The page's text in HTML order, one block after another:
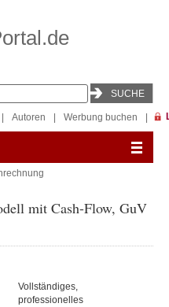
Autoren Werbung buchen
mit Cash-Flow, GuV
Vollständiges,
professionelles